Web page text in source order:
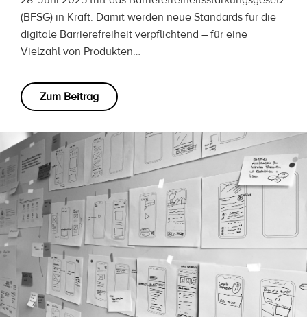
(BFSG) in Kraft. Damit werden neue Standards für die
digitale Barrierefreiheit verpflichtend – für eine
Vielzahl von Produkten…
Zum Beitrag